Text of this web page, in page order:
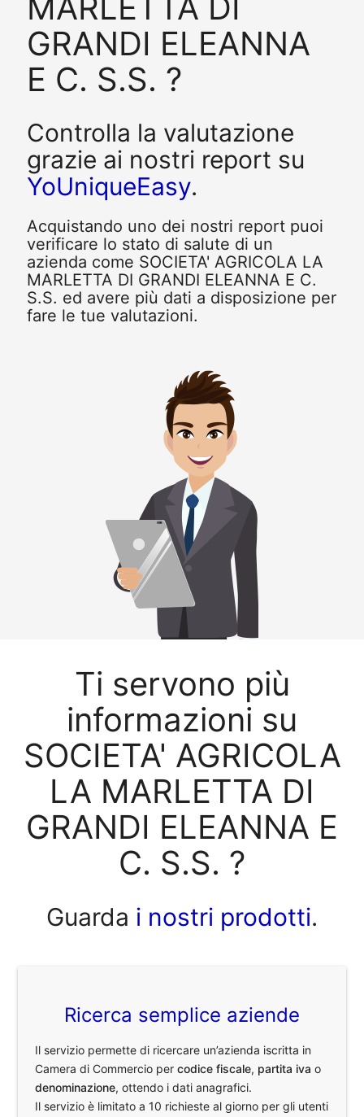
GRANDI ELEANNA
E C. S.S. ?
Controlla la valutazione
grazie ai nostri report su
YoUniqueEasy.
Acquistando uno dei nostri report puoi
verificare lo stato di salute di un
azienda come SOCIETA' AGRICOLA LA
MARLETTA DI GRANDI ELEANNA E C.
S.S. ed avere più dati a disposizione per
fare le tue valutazioni.
Ti servono più
informazioni su
SOCIETA' AGRICOLA
LA MARLETTA DI
GRANDI ELEANNA E
C. S.S. ?
Guarda i nostri prodotti.
Ricerca semplice aziende
Il servizio permette di ricercare un’azienda iscritta in
Camera di Commercio percodice fiscale, partita iva o
denominazione, ottendo i dati anagrafici.
Il servizio è limitato a 10 richieste al giorno per gli utenti